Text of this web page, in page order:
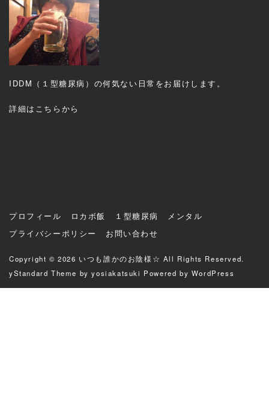
IDDM（１型糖尿病）の何気ない日常をお届けします。
詳細は こちら から
プロフィール ロカボ飯 １型糖尿病
メンタル
プライバシーポリシー
お問い合わせ
Copyright © 2026 いつも誰かのお陰様☆ All Rights Reserved.
yStandard Theme byyosiakatsuki Powered by WordPress